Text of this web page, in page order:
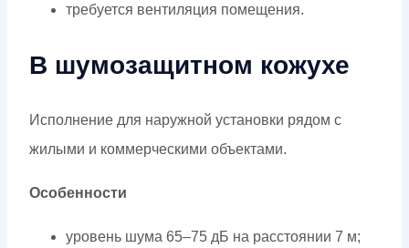
требуется вентиляция помещения.
В шумозащитном кожухе
Исполнение для наружной установки рядом с
жилыми и коммерческими объектами.
Особенности
уровень шума 65–75 дБ на расстоянии 7 м;